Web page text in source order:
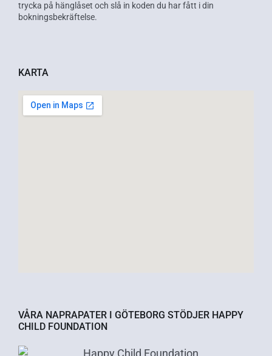
trycka på hänglåset och slå in koden du har fått i din
bokningsbekräftelse.
KARTA
VÅRA NAPRAPATER I GÖTEBORG STÖDJER HAPPY
CHILD FOUNDATION